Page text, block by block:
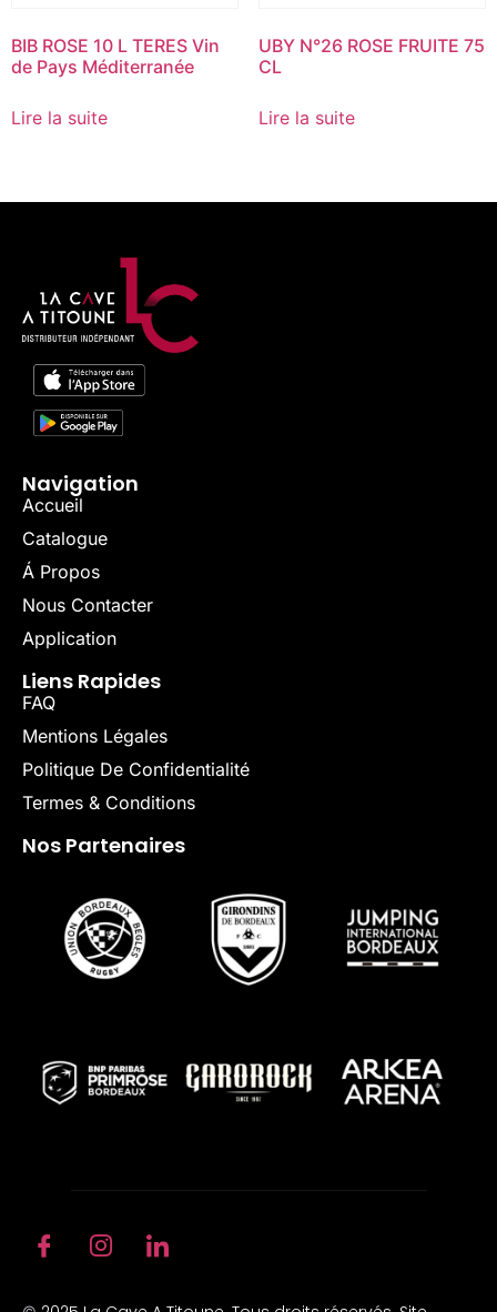
BIB ROSE 10 L TERES Vin
de Pays Méditerranée
Lire la suite
UBY N°26 ROSE FRUITE 75
CL
Lire la suite
Navigation
Accueil
Catalogue
Á Propos
Nous Contacter
Application
Liens Rapides
FAQ
Mentions Légales
Politique De Confidentialité
Termes & Conditions
Nos Partenaires